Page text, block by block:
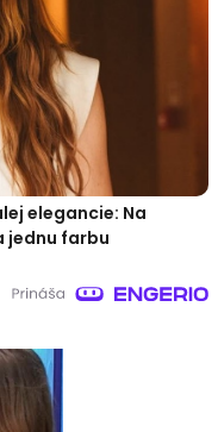
elegancie: Na
jednu farbu